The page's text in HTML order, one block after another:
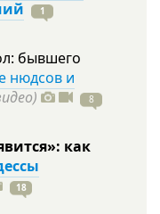
1
бывшего
нюдсов и
8
как
18